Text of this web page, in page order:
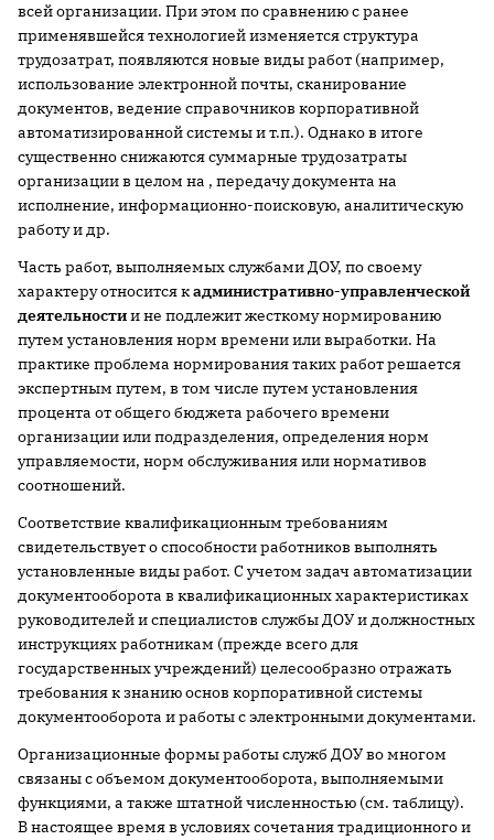
всей организации. При этом по сравнению с ранее
применявшейся технологией изменяется структура
трудозатрат, появляются новые виды работ (например,
использование электронной почты, сканирование
документов, ведение справочников корпоративной
автоматизированной системы и т.п.). Однако в итоге
существенно снижаются суммарные трудозатраты
организации в целом на , передачу документа на
исполнение, информационно-поисковую, аналитическую
работу и др.
Часть работ, выполняемых службами ДОУ, по своему
характеру относится кадминистративно-управленческой
деятельностии не подлежит жесткому нормированию
путем установления норм времени или выработки. На
практике проблема нормирования таких работ решается
экспертным путем, в том числе путем установления
процента от общего бюджета рабочего времени
организации или подразделения, определения норм
управляемости, норм обслуживания или нормативов
соотношений.
Соответствие квалификационным требованиям
свидетельствует о способности работников выполнять
установленные виды работ. С учетом задач автоматизации
документооборота в квалификационных характеристиках
руководителей и специалистов службы ДОУ и должностных
инструкциях работникам (прежде всего для
государственных учреждений) целесообразно отражать
требования к знанию основ корпоративной системы
документооборота и работы с электронными документами.
Организационные формы работы служб ДОУ во многом
связаны с объемом документооборота, выполняемыми
функциями, а также штатной численностью (см. таблицу).
В настоящее время в условиях сочетания традиционного и